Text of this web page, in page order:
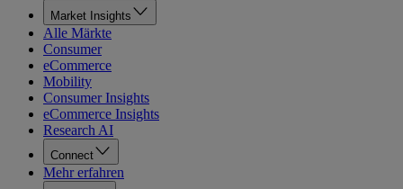
Market Insights
Alle Märkte
Consumer
eCommerce
Mobility
Consumer Insights
eCommerce Insights
Research AI
Connect
Mehr erfahren